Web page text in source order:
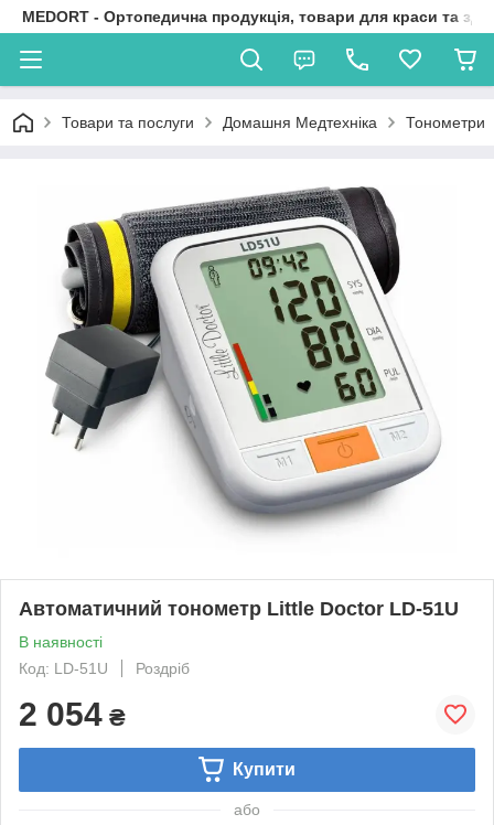
MEDORT - Ортопедична продукція, товари для краси та
Товари та послуги Домашня Медтехніка Тонометри
Автоматичний тонометр Little Doctor LD-51U
В наявності
Код: LD-51U
Роздріб
2 054 ₴
Купити
або